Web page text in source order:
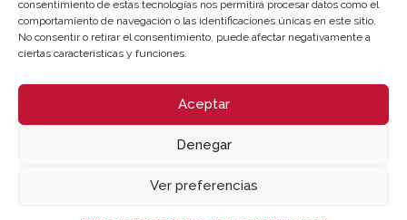
consentimiento de estas tecnologías nos permitirá procesar datos como el
comportamiento de navegación o las identificaciones únicas en este sitio.
No consentir o retirar el consentimiento, puede afectar negativamente a
ciertas características y funciones.
Aceptar
Denegar
Ver preferencias
Sobre la Cámara
Perfil del contratante
Fondos Estructurales
Canal de Denuncia
NUESTRA MISIÓN